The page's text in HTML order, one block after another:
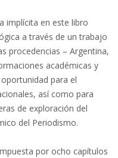
implícita en este libro
a través de un trabajo
procedencias – Argentina,
académicas y
para el
así como para
de exploración del
del Periodismo.
por ocho capítulos